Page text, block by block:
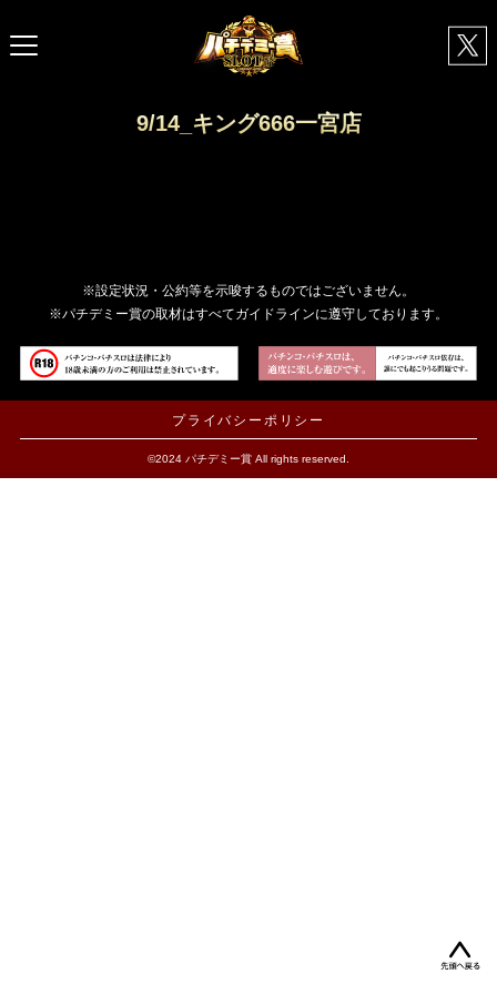
9/14_キング666一宮店
※設定状況・公約等を示唆するものではございません。
※パチデミー賞の取材はすべてガイドラインに遵守しております。
プライバシーポリシー
©2024 パチデミー賞 All rights reserved.